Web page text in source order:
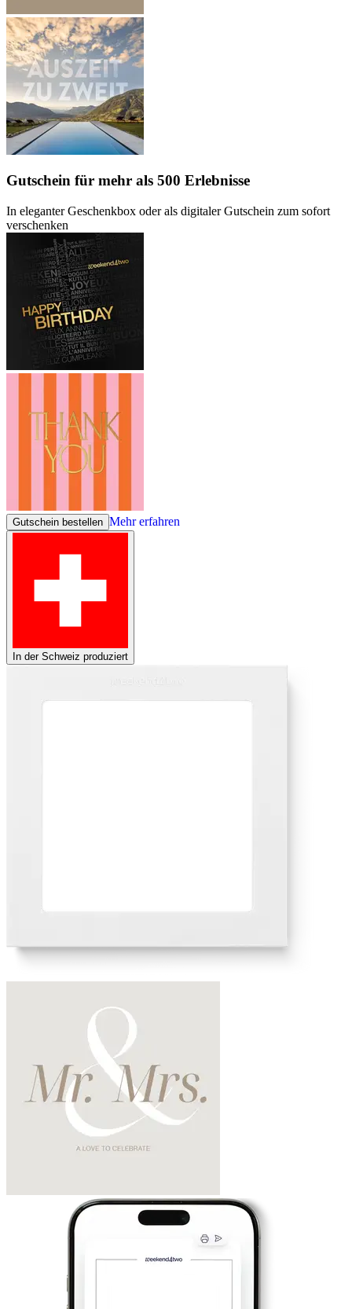
Gutschein für mehr als 500 Erlebnisse
In eleganter Geschenkbox oder als digitaler Gutschein zum sofort
verschenken
Gutschein bestellen Mehr erfahren
In der Schweiz produziert